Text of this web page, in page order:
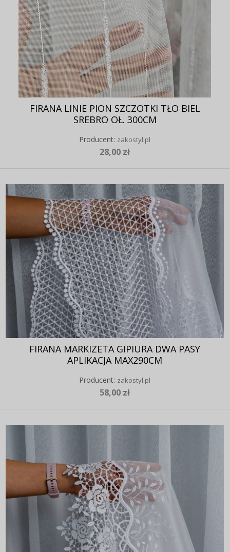
FIRANA LINIE PION SZCZOTKI TŁO BIEL
SREBRO OŁ. 300CM
Producent: zakostyl.pl
28,00 zł
FIRANA MARKIZETA GIPIURA DWA PASY
APLIKACJA MAX290CM
Producent: zakostyl.pl
58,00 zł